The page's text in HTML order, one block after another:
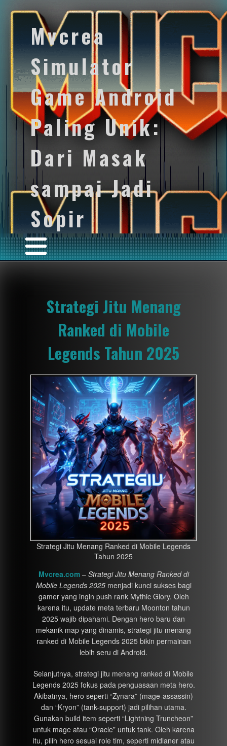
Mvcrea
Simulator
Game Android
Paling Unik:
Dari Masak
sampai Jadi
Sopir
Strategi Jitu Menang
Ranked di Mobile
Legends Tahun 2025
Strategi Jitu Menang Ranked di Mobile Legends
Tahun 2025
Mvcrea.com– Strategi Jitu Menang Ranked di
Mobile Legends 2025menjadi kunci sukses bagi
gamer yang ingin push rank Mythic Glory. Oleh
karena itu, update meta terbaru Moonton tahun
2025 wajib dipahami. Dengan hero baru dan
mekanik map yang dinamis, strategi jitu menang
ranked di Mobile Legends 2025 bikin permainan
lebih seru di Android.
Selanjutnya, strategi jitu menang ranked di Mobile
Legends 2025 fokus pada penguasaan meta hero.
Akibatnya, hero seperti “Zynara” (mage-assassin)
dan “Kryon” (tank-support) jadi pilihan utama.
Gunakan build item seperti “Lightning Truncheon”
untuk mage atau “Oracle” untuk tank. Oleh karena
itu, pilih hero sesuai role tim, seperti midlaner atau